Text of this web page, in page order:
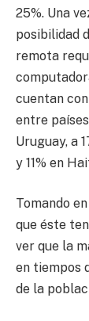
25%. Una
posibilidad
remota
cuentan
entre
Uruguay, a
y 11% en
Tomando
que éste
ver que la
en tiempos
de la